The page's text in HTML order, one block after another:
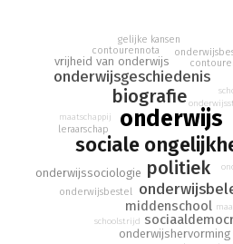
onderwijsbestel. Van‑Kemenade
manieren om het onderwijs, maar
werkcondities van leraren te
bestrijken een halve eeuw
de omstreden Middenschool en van
veelbesproken ‘Contourennota’.
reageren tijd- en vakgenoten op de
en‑plaatsen deze in een historische
Dit boekje is de tweede uitgave in
Onderwijs. Het eerste deel in de
democraat en onderwijsbestuurder
onderwijs
sociale
politiek
biografie
onderwijsgeschiedenis
middenschool
onderwijshervorming
onderwijssociologie
vrijheid van onderwijs
onderwijsbestel
contourennota
leraarschap
schoolstrijd
gelijke kansen
maatschappij